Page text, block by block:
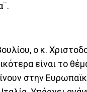
ο κ.
είναι το
στην